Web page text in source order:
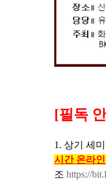
[필독
1. 상기 세
시간 온라
조 https://